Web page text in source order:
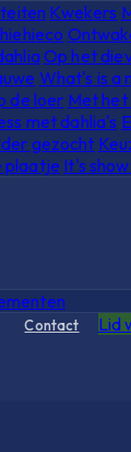
Kwekers
Op het
What's is a
de loer Met het
met dahlia's
gezocht
plaatje It's
Contact Lid